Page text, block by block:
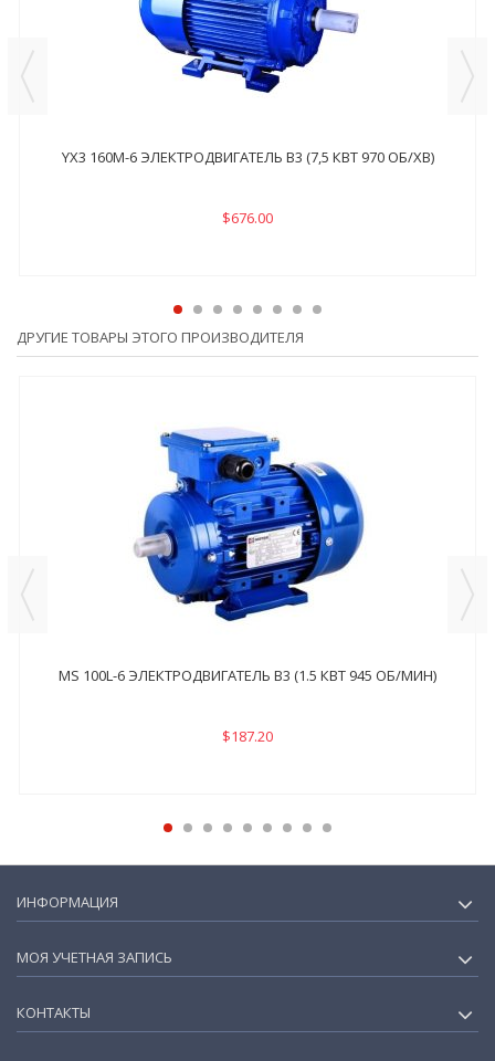
YX3 160M-6 ЭЛЕКТРОДВИГАТЕЛЬ B3 (7,5 КВТ 970 ОБ/ХВ)
$676.00
ДРУГИЕ ТОВАРЫ ЭТОГО ПРОИЗВОДИТЕЛЯ
MS 100L-6 ЭЛЕКТРОДВИГАТЕЛЬ B3 (1.5 КВТ 945 ОБ/МИН)
$187.20
ИНФОРМАЦИЯ
МОЯ УЧЕТНАЯ ЗАПИСЬ
КОНТАКТЫ